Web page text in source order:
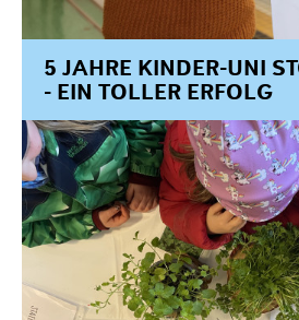
5 JAHRE KINDER-UNI
- EIN TOLLER ERFOLG